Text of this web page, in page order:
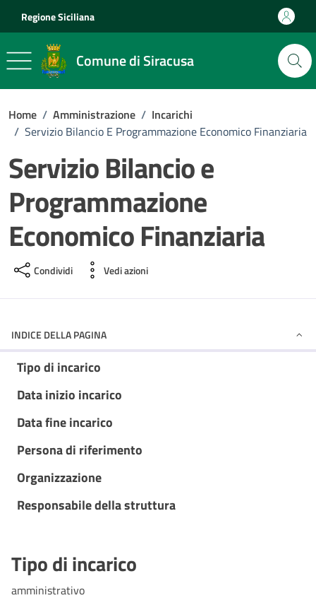
Regione Siciliana
Comune di Siracusa
Home / Amministrazione / Incarichi
/ Servizio Bilancio E Programmazione Economico Finanziaria
Servizio Bilancio e
Programmazione
Economico Finanziaria
Condividi Vedi azioni
INDICE DELLA PAGINA
Tipo di incarico
Data inizio incarico
Data fine incarico
Persona di riferimento
Organizzazione
Responsabile della struttura
Tipo di incarico
amministrativo